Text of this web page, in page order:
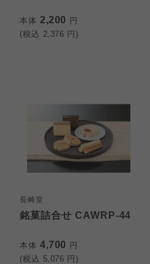
本体 2,200 円
(税込 2,376 円)
長崎堂
銘菓詰合せ CAWRP-44
本体 4,700 円
(税込 5,076 円)